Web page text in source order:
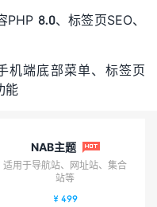
8.0、标签页SEO、
机端底部菜单、标签页
能
NAB主题 
适用于导航站、网址站、集合
站等
¥ 499